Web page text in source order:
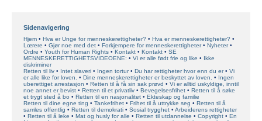
Sidenavigering
Hjem Hva er Unge for menneskerettigheter?
Hva er menneskerettigheter?
Lœrere
Gjør noe med det Forkjempere for menneskerettigheter
Nyheter
Ordre
Youth for Human Rights Kontakt Kontakt
SE
MENNESKERETTIGHETSVIDEOENE:
Vi er alle født frie og like
Ikke
diskriminer
Retten til liv
Intet slaveri Ingen tortur Du har rettigheter hvor enn du er
Vi
er alle like for loven.
Dine menneskerettigheter er beskyttet av loven.
Ingen
uberettiget arrestasjon
Retten til å få sin sak prøvd
Vi er alltid uskyldige, inntil
noe annet er bevist
Retten til et privatliv Bevegelsesfrihet
Retten til å søke
et trygt sted å bo
Retten til en nasjonalitet
Ekteskap og familie
Retten til dine egne ting
Tankefrihet Frihet til å uttrykke seg
Retten til å
samles offentlig
Retten til demokrati Sosial trygghet
Arbeiderens rettigheter
Retten til å leke
Mat og husly for alle Retten til utdannelse Copyright
En